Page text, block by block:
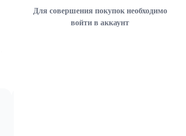
Для совершения покупок необходимо
войти в аккаунт